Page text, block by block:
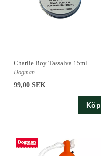
Charlie Boy Tassalva 15ml
Dogman
99,00 SEK
Köp